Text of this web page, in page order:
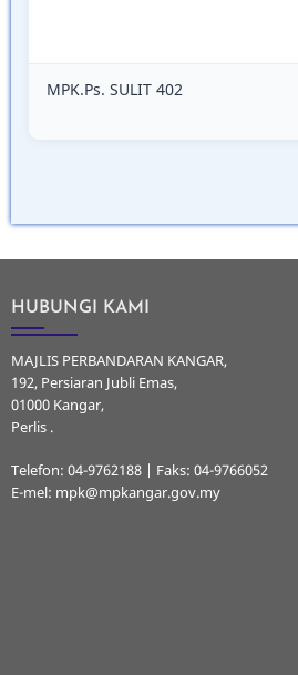
MPK.Ps. SULIT 402
HUBUNGI KAMI
MAJLIS PERBANDARAN KANGAR,
192, Persiaran Jubli Emas,
01000 Kangar,
Perlis .
Telefon: 04-9762188 | Faks: 04-9766052
E-mel: mpk@mpkangar.gov.my